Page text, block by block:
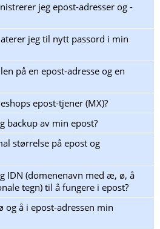
jeg epost-adresser og -
jeg til nytt passord i min
på en epost-adresse og en
epost-tjener (MX)?
backup av min epost?
størrelse på epost og
IDN (domenenavn med æ, ø, å
tegn) til å fungere i epost?
og å i epost-adressen min